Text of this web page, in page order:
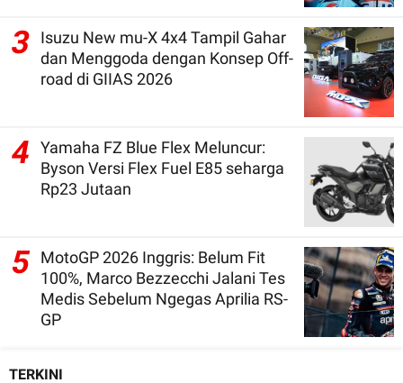
3
Isuzu New mu-X 4x4 Tampil Gahar
dan Menggoda dengan Konsep Off-
road di GIIAS 2026
4
Yamaha FZ Blue Flex Meluncur:
Byson Versi Flex Fuel E85 seharga
Rp23 Jutaan
5 MotoGP 2026 Inggris: Belum Fit
100%, Marco Bezzecchi Jalani Tes
Medis Sebelum Ngegas Aprilia RS-
GP
TERKINI